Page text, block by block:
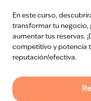
En este curso,
transformar tu negocio,
aumentar tus reservas.
competitivo y potencia
reputación!efectiva.